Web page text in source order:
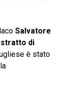
Salvatore
di
è stato